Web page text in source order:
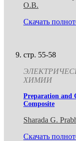
О.В.
Скачать
стр. 55-58
ХИМИИ
Preparation and
Composite
Sharada G.
Скачать